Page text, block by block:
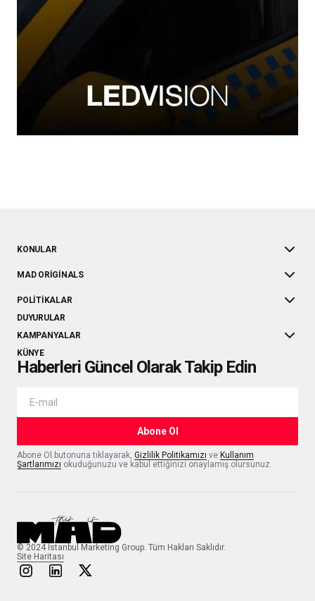
KONULAR
MAD ORIGINALS
POLITIKALAR
DUYURULAR
KAMPANYALAR
KÜNYE
Haberleri Güncel Olarak Takip Edin
Abone Ol
Abone Ol butonuna tıklayarak, Gizlilik Politikamızı ve Kullanım
Şartlarımızı okuduğunuzu ve kabul ettiğinizi onaylamış olursunuz.
© 2024 İstanbul Marketing Group. Tüm Hakları Saklıdır.
Site Haritası